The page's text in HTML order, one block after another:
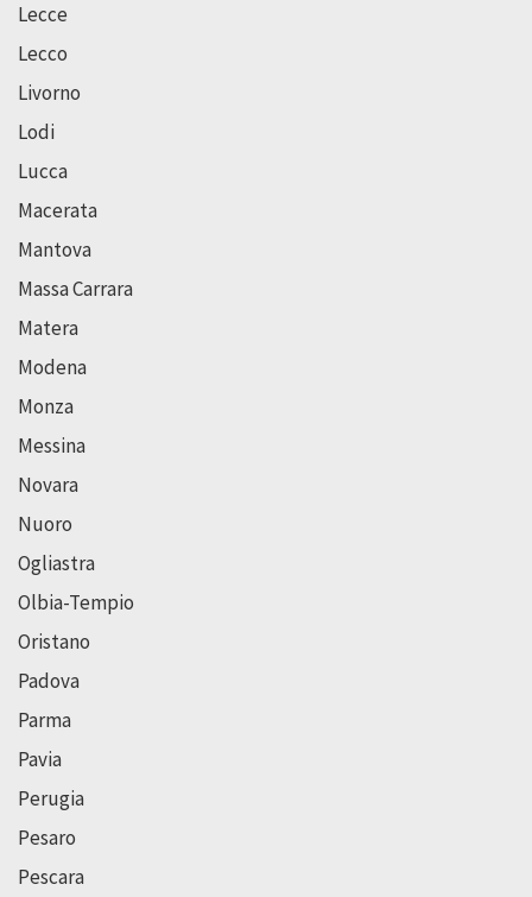
Lecce
Lecco
Livorno
Lodi
Lucca
Macerata
Mantova
Massa Carrara
Matera
Modena
Monza
Messina
Novara
Nuoro
Ogliastra
Olbia-Tempio
Oristano
Padova
Parma
Pavia
Perugia
Pesaro
Pescara